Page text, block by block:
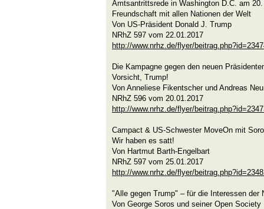
Amtsantrittsrede in Washington D.C. am
Freundschaft mit allen Nationen der Welt
Von US-Präsident Donald J. Trump
NRhZ 597 vom 22.01.2017
http://www.nrhz.de/flyer/
Die Kampagne gegen den neuen
Vorsicht, Trump!
Von Anneliese Fikentscher und Andreas
NRhZ 596 vom 20.01.2017
http://www.nrhz.de/flyer/
Campact & US-Schwester MoveOn mit
Wir haben es satt!
Von Hartmut Barth-Engelbart
NRhZ 597 vom 25.01.2017
http://www.nrhz.de/flyer/
"Alle gegen Trump" – für die Interessen der
Von George Soros und seiner Open